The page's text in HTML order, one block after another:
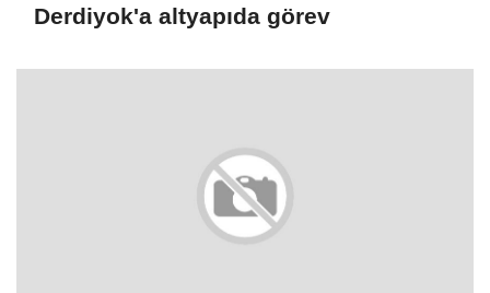
Derdiyok'a altyapıda görev